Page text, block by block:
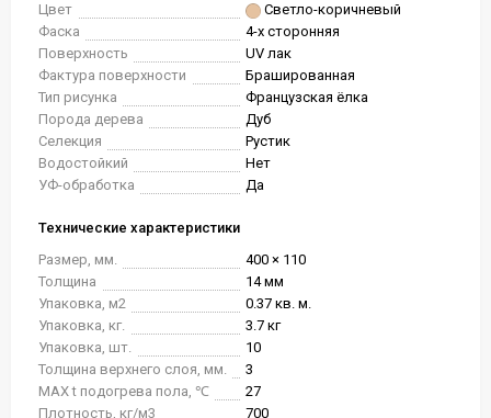
Цвет
Светло-коричневый
Фаска
4-х сторонняя
Поверхность
UV лак
Фактура поверхности
Брашированная
Тип рисунка
Французская ёлка
Порода дерева
Дуб
Селекция
Рустик
Водостойкий
Нет
УФ-обработка
Да
Технические характеристики
Размер, мм.
400 × 110
Толщина
14 мм
Упаковка, м2
0.37 кв. м.
Упаковка, кг.
3.7 кг
Упаковка, шт.
10
Толщина верхнего слоя, мм.
3
MAX t подогрева пола, ℃
27
Плотность, кг/м3
700